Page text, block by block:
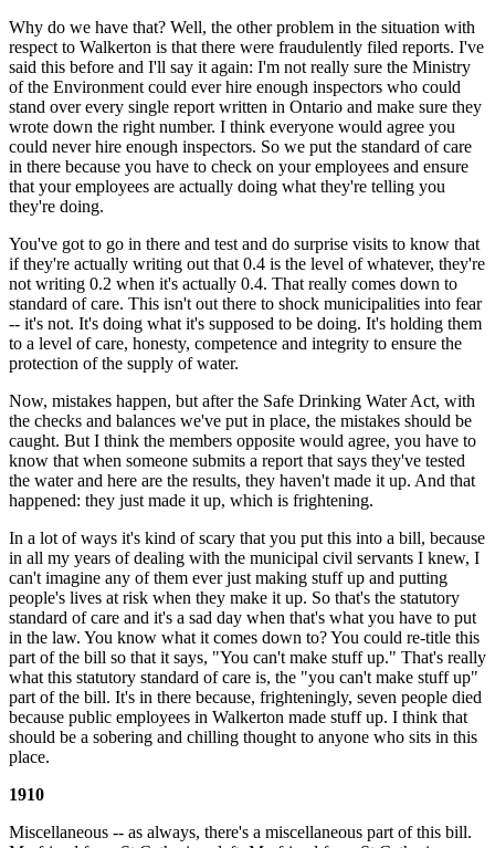
Why do we have that? Well, the other problem in the situation with
respect to Walkerton is that there were fraudulently filed reports. I've
said this before and I'll say it again: I'm not really sure the Ministry
of the Environment could ever hire enough inspectors who could
stand over every single report written in Ontario and make sure they
wrote down the right number. I think everyone would agree you
could never hire enough inspectors. So we put the standard of care
in there because you have to check on your employees and ensure
that your employees are actually doing what they're telling you
they're doing.
You've got to go in there and test and do surprise visits to know that
if they're actually writing out that 0.4 is the level of whatever, they're
not writing 0.2 when it's actually 0.4. That really comes down to
standard of care. This isn't out there to shock municipalities into fear
-- it's not. It's doing what it's supposed to be doing. It's holding them
to a level of care, honesty, competence and integrity to ensure the
protection of the supply of water.
Now, mistakes happen, but after the Safe Drinking Water Act, with
the checks and balances we've put in place, the mistakes should be
caught. But I think the members opposite would agree, you have to
know that when someone submits a report that says they've tested
the water and here are the results, they haven't made it up. And that
happened: they just made it up, which is frightening.
In a lot of ways it's kind of scary that you put this into a bill, because
in all my years of dealing with the municipal civil servants I knew, I
can't imagine any of them ever just making stuff up and putting
people's lives at risk when they make it up. So that's the statutory
standard of care and it's a sad day when that's what you have to put
in the law. You know what it comes down to? You could re-title this
part of the bill so that it says, "You can't make stuff up." That's really
what this statutory standard of care is, the "you can't make stuff up"
part of the bill. It's in there because, frighteningly, seven people died
because public employees in Walkerton made stuff up. I think that
should be a sobering and chilling thought to anyone who sits in this
place.
1910
Miscellaneous -- as always, there's a miscellaneous part of this bill.